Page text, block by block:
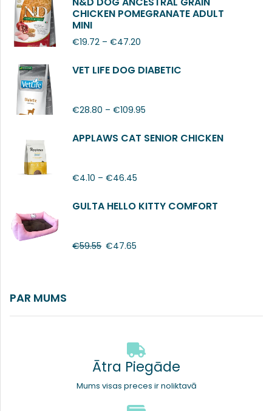
CHICKEN POMEGRANATE ADULT
MINI
€19.72 – €47.20
VET LIFE DOG DIABETIC
€28.80 – €109.95
APPLAWS CAT SENIOR CHICKEN
€4.10 – €46.45
GULTA HELLO KITTY COMFORT
€59.55 €47.65
PAR MUMS
Ātra Piegāde
Mums visas preces ir noliktavā